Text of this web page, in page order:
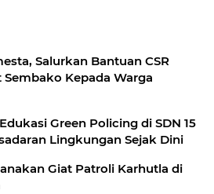
Salurkan Bantuan CSR
Kepada Warga
Green Policing di SDN 15
Lingkungan Sejak Dini
Giat Patroli Karhutla di